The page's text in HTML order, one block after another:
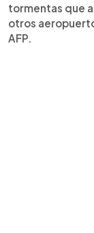
tormentas que
otros
AFP.